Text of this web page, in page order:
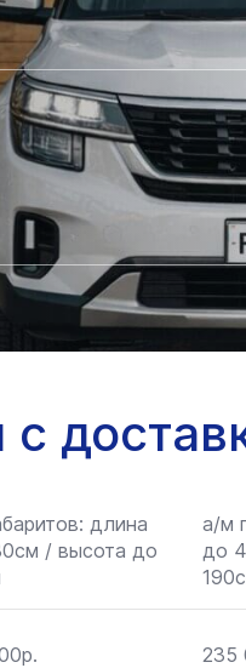
длина
/ высота до
а/м
до
235